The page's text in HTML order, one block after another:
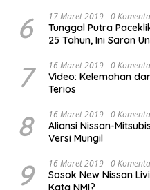
6 17 Maret 2019 0
Tunggal Putra
25 Tahun, Ini Saran
7 16 Maret 2019 0
Video: Kelemahan
Terios
8 16 Maret 2019 0
Aliansi Nissan-
Versi Mungil
9 16 Maret 2019 0
Sosok New Nissan
Kata NMI?